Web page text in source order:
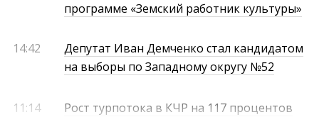
программе «Земский работник культуры»
14:42
Депутат Иван Демченко стал кандидатом
на выборы по Западному округу №52
11:14
Рост турпотока в КЧР на 117 процентов